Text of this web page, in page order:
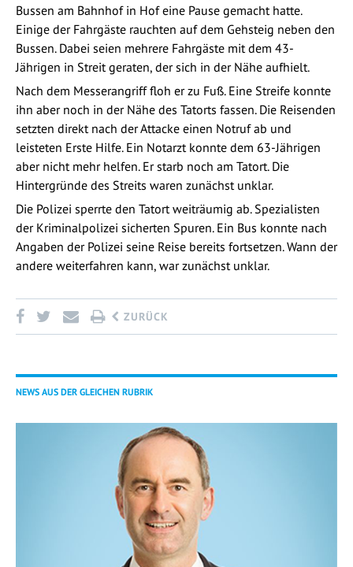
Bussen am Bahnhof in Hof eine Pause gemacht hatte.
Einige der Fahrgäste rauchten auf dem Gehsteig neben den
Bussen. Dabei seien mehrere Fahrgäste mit dem 43-
Jährigen in Streit geraten, der sich in der Nähe aufhielt.
Nach dem Messerangriff floh er zu Fuß. Eine Streife konnte
ihn aber noch in der Nähe des Tatorts fassen. Die Reisenden
setzten direkt nach der Attacke einen Notruf ab und
leisteten Erste Hilfe. Ein Notarzt konnte dem 63-Jährigen
aber nicht mehr helfen. Er starb noch am Tatort. Die
Hintergründe des Streits waren zunächst unklar.
Die Polizei sperrte den Tatort weiträumig ab. Spezialisten
der Kriminalpolizei sicherten Spuren. Ein Bus konnte nach
Angaben der Polizei seine Reise bereits fortsetzen. Wann der
andere weiterfahren kann, war zunächst unklar.
ZURÜCK
NEWS AUS DER GLEICHEN RUBRIK